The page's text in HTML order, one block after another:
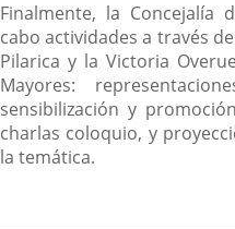
Finalmente, la Concejalía
cabo actividades a través
Pilarica y la Victoria
Mayores:
sensibilización y
charlas coloquio, y
la temática.